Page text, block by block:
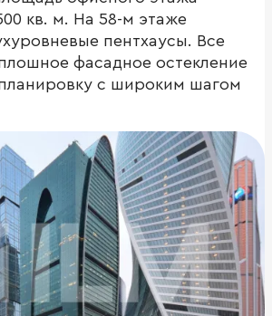
кв. м. На 58-м этаже
пентхаусы. Все
фасадное остекление
с широким шагом